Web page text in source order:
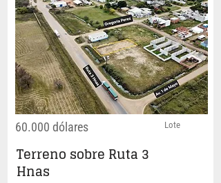
60.000 dólares
Terreno sobre Ruta 3
Hnas
Lote